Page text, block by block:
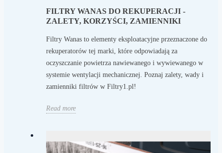
FILTRY WANAS DO REKUPERACJI -
ZALETY, KORZYŚCI, ZAMIENNIKI
Filtry Wanas to elementy eksploatacyjne przeznaczone do
rekuperatorów tej marki, które odpowiadają za
oczyszczanie powietrza nawiewanego i wywiewanego w
systemie wentylacji mechanicznej. Poznaj zalety, wady i
zamienniki filtrów w Filtry1.pl!
Read more